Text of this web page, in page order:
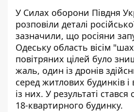
У Силах оборони Півдня
розповіли деталі
зазначили, що росіяни
Одеську область вісім
повітряних цілей було
жаль, один із дронів
серед житлових будинків
із них. У результаті
18-квартирного будинку.